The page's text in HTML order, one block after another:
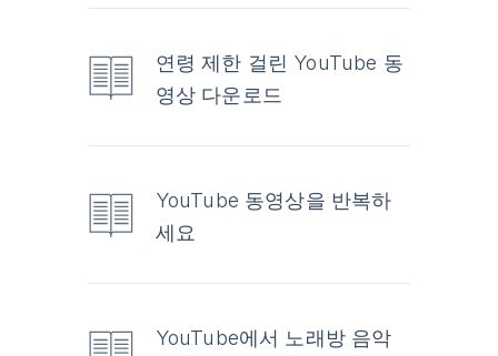
연령 제한 걸린 YouTube 동
영상 다운로드
YouTube 동영상을 반복하
세요
YouTube에서 노래방 음악